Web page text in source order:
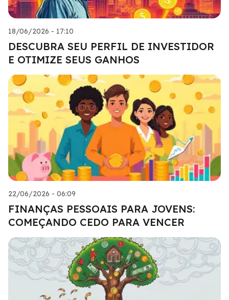
18/06/2026 - 17:10
DESCUBRA SEU PERFIL DE INVESTIDOR
E OTIMIZE SEUS GANHOS
22/06/2026 - 06:09
FINANÇAS PESSOAIS PARA JOVENS:
COMEÇANDO CEDO PARA VENCER